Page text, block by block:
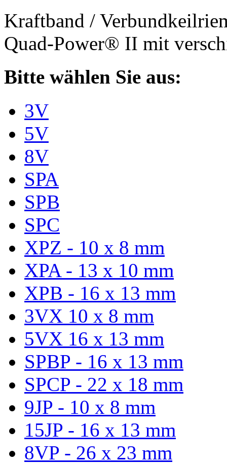
Kraftband /
Quad-Power® II mit
Bitte wählen Sie aus:
3V
5V
8V
SPA
SPB
SPC
XPZ - 10 x 8 mm
XPA - 13 x 10 mm
XPB - 16 x 13 mm
3VX 10 x 8 mm
5VX 16 x 13 mm
SPBP - 16 x 13 mm
SPCP - 22 x 18 mm
9JP - 10 x 8 mm
15JP - 16 x 13 mm
8VP - 26 x 23 mm